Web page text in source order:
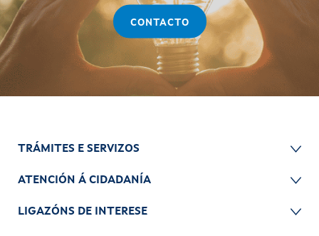
CONTACTO
TRÁMITES E SERVIZOS
ATENCIÓN Á CIDADANÍA
LIGAZÓNS DE INTERESE